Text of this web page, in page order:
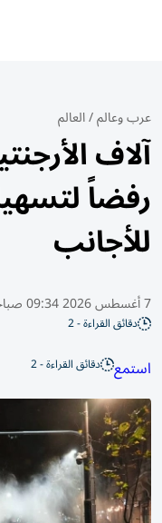
عرب وعالم/العالم
آلاف
رفضاً
للأجانب
7 أغسطس 2026 09:34 صباحًا
دقائق القراءة - 2
استمع دقائق القراءة - 2